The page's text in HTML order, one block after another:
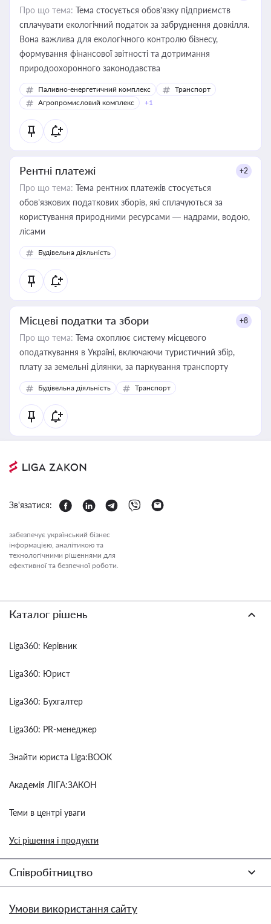
Про що тема: Тема стосується обов’язку підприємств
сплачувати екологічний податок за забруднення довкілля.
Вона важлива для екологічного контролю бізнесу,
формування фінансової звітності та дотримання
природоохоронного законодавства
Паливно-енергетичний комплекс
Транспорт
Агропромисловий комплекс
+1
Рентні платежі +2
Про що тема: Тема рентних платежів стосується
обов’язкових податкових зборів, які сплачуються за
користування природними ресурсами — надрами, водою,
лісами
Будівельна діяльність
Місцеві податки та збори +8
Про що тема: Тема охоплює систему місцевого
оподаткування в Україні, включаючи туристичний збір,
плату за земельні ділянки, за паркування транспорту
Будівельна діяльність Транспорт
Зв'язатися:
забезпечує український бізнес
інформацією, аналітикою та
технологічними рішеннями для
ефективної та безпечної роботи.
Каталог рішень
Liga360: Керівник
Liga360: Юрист
Liga360: Бухгалтер
Liga360: PR-менеджер
Знайти юриста Liga:BOOK
Академія ЛІГА:ЗАКОН
Теми в центрі уваги
Усі рішення і продукти
Співробітництво
Умови використання сайту